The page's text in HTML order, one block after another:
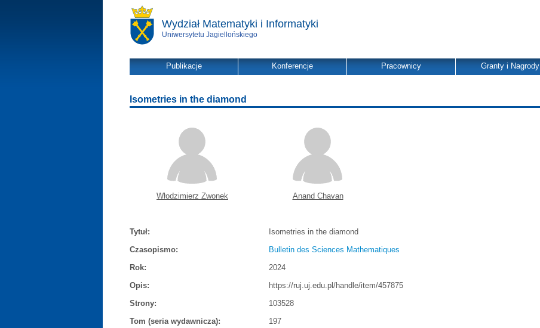
Wydział Matematyki i Informatyki
Uniwersytetu Jagiellońskiego
Publikacje Konferencje Pracownicy Granty i Nagrody
Isometries in the diamond
Włodzimierz Zwonek Anand Chavan
Tytuł:
Isometries in the diamond
Czasopismo:
Bulletin des Sciences Mathematiques
Rok:
2024
Opis:
https://ruj.uj.edu.pl/handle/item/457875
Strony:
103528
Tom (seria wydawnicza):
197